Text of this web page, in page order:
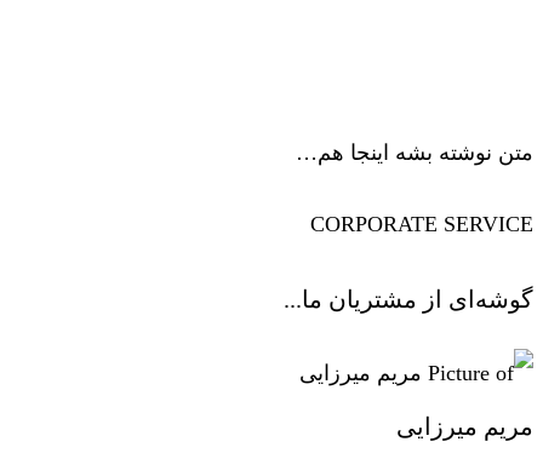
متن نوشته بشه اینجا هم…
CORPORATE SERVICE
گوشه‌ای از مشتریان ما...
مریم میرزایی